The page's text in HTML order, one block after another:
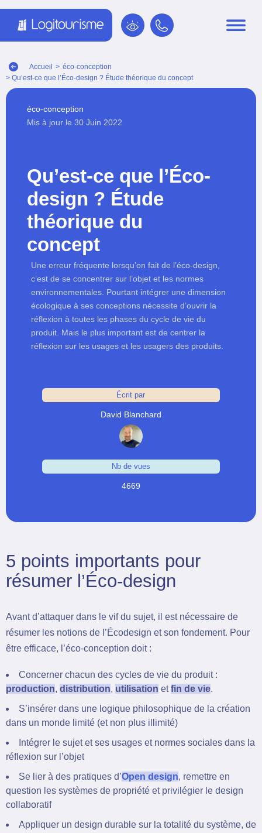
Accueil > éco-conception
> Qu’est-ce que l’Éco-design ? Étude théorique du concept
éco-conception
Mis à jour le 30 Juin 2022
Qu’est-ce que l’Éco-
design ? Étude
théorique du
concept
Une erreur fréquente lorsqu’on fait de l’éco-design,
c’est de se concentrer sur l’objet et les normes
environnementales. Pourtant intégrer une dimension
écologique à ses conceptions nécessite d’ouvrir la
réflexion à toutes les phases du cycle de vie du
produit. Mais le plus important est de centrer la
réflexion sur les usages et les usagers des produits.
Écrit par
David Blanchard
Nb de vues
4669
5 points importants pour
résumer l’Éco-design
Avant d’attaquer dans le vif du sujet, il est nécessaire de
résumer les notions de l’Écodesign et son fondement. Pour
être efficace, l’éco-conception doit :
Concerner chacun des cycles de vie du produit :
production, distribution, utilisation etfin de vie.
S’insérer dans une logique philosophique de la création
dans un monde limité (et non plus illimité)
Intégrer le sujet et ses usages et normes sociales dans la
réflexion sur l’objet
Se lier à des pratiques d’Open design, remettre en
question les systèmes de propriété et privilégier le design
collaboratif
Appliquer un design durable sur la totalité du système, de